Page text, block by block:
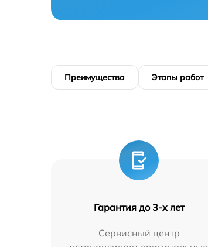
Преимущества Этапы работ
Гарантия до 3-х лет
Сервисный центр